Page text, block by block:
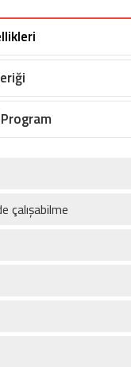
çalışabilme